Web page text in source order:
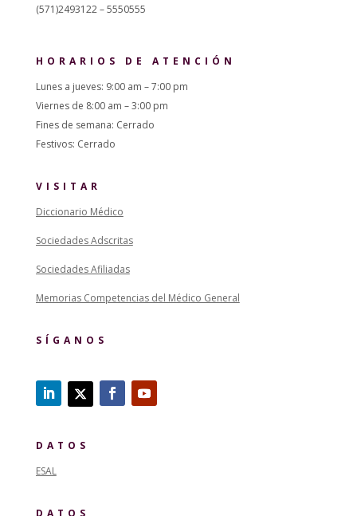
(571)2493122 – 5550555
HORARIOS DE ATENCIÓN
Lunes a jueves: 9:00 am – 7:00 pm
Viernes de 8:00 am – 3:00 pm
Fines de semana: Cerrado
Festivos: Cerrado
VISITAR
Diccionario Médico
Sociedades Adscritas
Sociedades Afiliadas
Memorias Competencias del Médico General
SÍGANOS
DATOS
ESAL
DATOS